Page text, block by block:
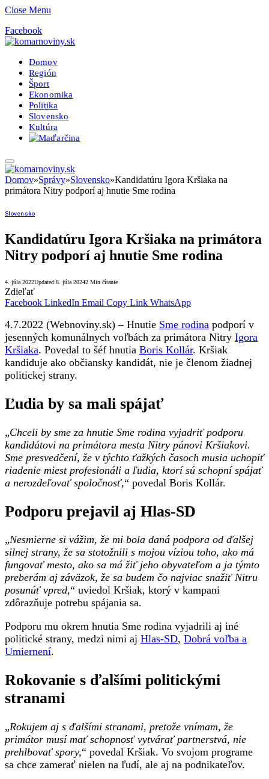
Close Menu
Facebook
Domov
Región
Šport
Ekonomika
Politika
Slovensko
Kultúra
Domov»Správy»Slovensko»Kandidatúru Igora Kršiaka na
primátora Nitry podporí aj hnutie Sme rodina
Slovensko
Kandidatúru Igora Kršiaka na primátora
Nitry podporí aj hnutie Sme rodina
4. júla 2022Updated:8. júla 20242 Min čítanie
Zdieľať
Facebook LinkedIn Email Copy Link WhatsApp
4.7.2022 (Webnoviny.sk) – Hnutie Sme rodina podporí v
jesenných komunálnych voľbách za primátora Nitry Igora
Kršiaka. Povedal to šéf hnutia Boris Kollár. Kršiak
kandiduje ako občiansky kandidát, nie je členom žiadnej
politickej strany.
Ľudia by sa mali spájať
„Chceli by sme za hnutie Sme rodina vyjadriť podporu
kandidátovi na primátora mesta Nitry pánovi Kršiakovi.
Sme presvedčení, že v týchto ťažkých časoch musia uchopiť
riadenie miest profesionáli a ľudia, ktorí sú schopní spájať
a nerozdeľovať spoločnosť,“ povedal Boris Kollár.
Podporu prejavil aj Hlas-SD
„Nesmierne si vážim, že mi bola daná podpora od ďalšej
silnej strany, že sa stotožnili s mojou víziou toho, ako má
fungovať mesto, ako sa má žiť jeho obyvateľom a ja týmto
preberám aj záväzok, že sa budem čo najviac snažiť Nitru
posunúť vpred,“ uviedol Kršiak, ktorý v kampani
zdôrazňuje potrebu spájania sa.
Podporu mu okrem hnutia Sme rodina vyjadrili aj iné
politické strany, medzi nimi aj Hlas-SD, Dobrá voľba a
Umiernení.
Rokovanie s ďalšími politickými
stranami
„Rokujem aj s ďalšími stranami, pretože vnímam, že
primátor musí mať schopnosť vytvárať partnerstvá, nie
prehlbovať spory,“ povedal Kršiak. Vo svojom programe
sa chce zamerať nielen na ľudí, ale aj na podnikateľov.